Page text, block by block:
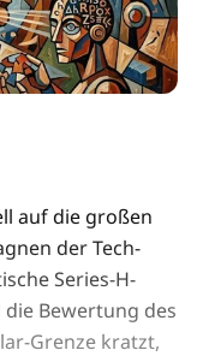
auf die großen
der Tech-
Series-H-
Bewertung des
Grenze kratzt,